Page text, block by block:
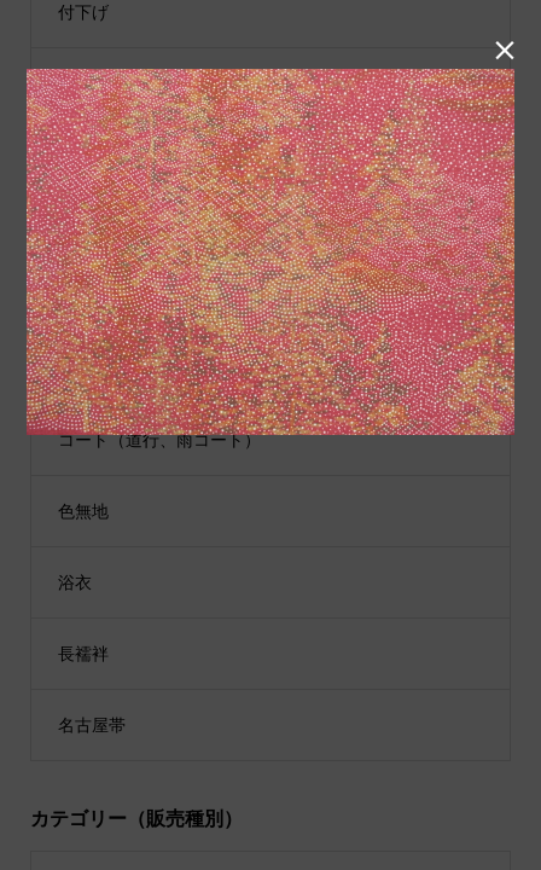
付下げ
紬
小物類
袋帯
男性用着物
江戸小紋
コート（道行、雨コート）
色無地
浴衣
長襦袢
名古屋帯
カテゴリー（販売種別）
